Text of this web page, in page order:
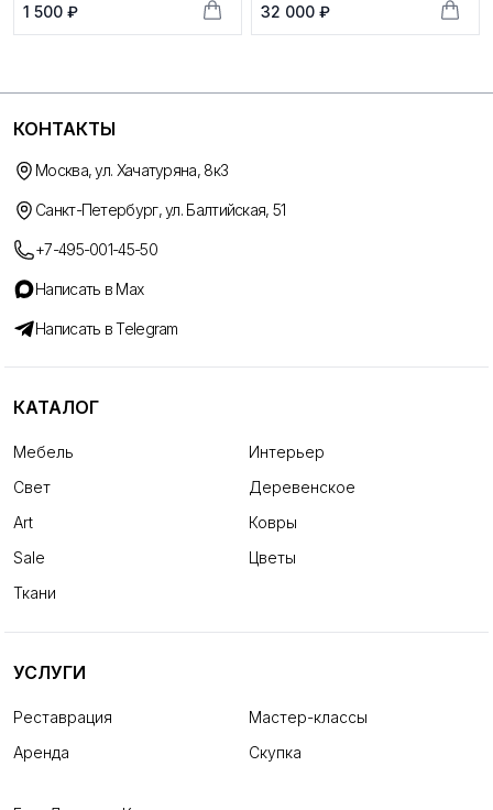
1 500 ₽ 32 000 ₽
КОНТАКТЫ
Москва, ул. Хачатуряна, 8к3
Санкт-Петербург, ул. Балтийская, 51
+7-495-001-45-50
Написать в Max
Написать в Telegram
КАТАЛОГ
Мебель
Интерьер
Свет
Деревенское
Art
Ковры
Sale
Цветы
Ткани
УСЛУГИ
Реставрация
Мастер-классы
Аренда
Скупка